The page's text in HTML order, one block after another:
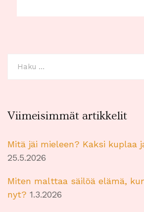
Viimeisimmät artikkelit
Mitä jäi mieleen? Kaksi kuplaa
25.5.2026
Miten malttaa säilöä elämä,
nyt? 1.3.2026